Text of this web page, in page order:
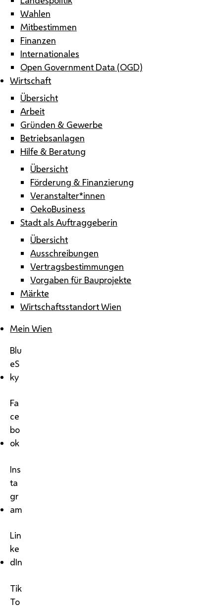
Wahlen
Mitbestimmen
Finanzen
Internationales
Open Government Data (OGD)
Wirtschaft
Übersicht
Arbeit
Gründen & Gewerbe
Betriebsanlagen
Hilfe & Beratung
Übersicht
Förderung & Finanzierung
Veranstalter*innen
OekoBusiness
Stadt als Auftraggeberin
Übersicht
Ausschreibungen
Vertragsbestimmungen
Vorgaben für Bauprojekte
Märkte
Wirtschaftsstandort Wien
Mein Wien
Blu
eS
ky
Fa
ce
bo
ok
Ins
ta
gr
am
Lin
ke
dIn
Tik
To